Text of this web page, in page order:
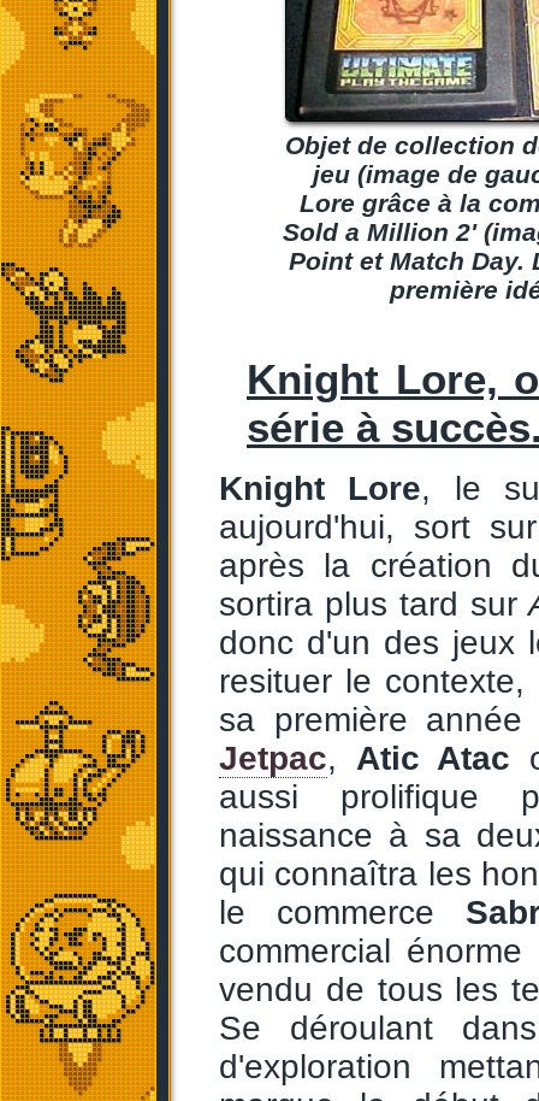
Objet de collection
jeu (image de
Lore grâce à la
Sold a Million 2'
Point et Match
première
Knight Lore,
série à
Knight Lore, le
aujourd'hui, sort
après la création
sortira plus tard sur
donc d'un des jeux
resituer le
sa première
Jetpac, Atic Atac
aussi prolifique
naissance à sa
qui connaîtra les
le commerce
commercial
vendu de tous les
Se déroulant
d'exploration